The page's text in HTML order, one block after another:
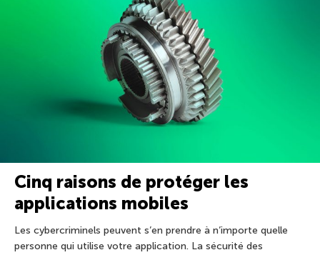
Cinq raisons de protéger les
applications mobiles
Les cybercriminels peuvent s’en prendre à n’importe quelle
personne qui utilise votre application. La sécurité des